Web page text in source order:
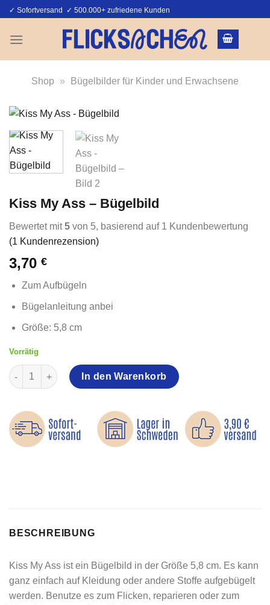
Zum
springen
✓ Sofortversand ✓ 500.000+ zufriedene Kunden
Shop » Bügelbilder für Kinder und Erwachsene
Kiss My Ass – Bügelbild
Bewertet mit5 von 5, basierend auf 1 Kundenbewertung
(1 Kundenrezension)
3,70 €
Zum Aufbügeln
Bügelanleitung anbei
Größe: 5,8 cm
Vorrätig
Kiss My Ass - Bügelbild Menge
In den Warenkorb
BESCHREIBUNG
Kiss My Ass ist ein Bügelbild in der Größe 5,8 cm. Es kann
ganz einfach auf Kleidung oder andere Stoffe aufgebügelt
werden. Benutze es zum Flicken, reparieren oder zum